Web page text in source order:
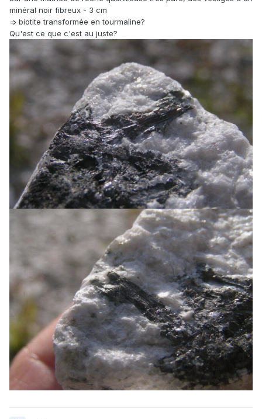
minéral noir fibreux - 3 cm
=> biotite transformée en tourmaline?
Qu'est ce que c'est au juste?